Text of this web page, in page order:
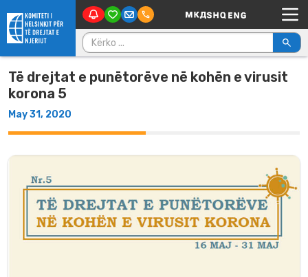
Skip to content Main Navigation
Kërko për:
Të drejtat e punëtorëve në kohën e virusit
korona 5
May 31, 2020